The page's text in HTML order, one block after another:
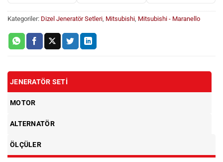
Kategoriler: Dizel Jeneratör Setleri, Mitsubishi, Mitsubishi - Maranello
JENERATÖR SETI
MOTOR
ALTERNATÖR
ÖLÇÜLER